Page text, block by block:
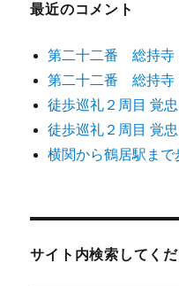
最近のコメント
第二十二番 総持寺
第二十二番 総持寺
徒歩巡礼２周目 覚忠
徒歩巡礼２周目 覚忠
横関から鶴居駅まで
サイト内検索してく